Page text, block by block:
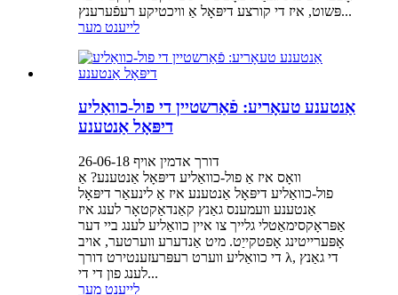
פּשוט, איז די קורצע דיפּאָל אַ וויכטיקע רעפֿערענץ...
לייענט מער
אַנטענע טעאָריע: פֿאַרשטיין די פול-כוואַליע
דיפּאָל אַנטענע
דורך אדמין אויף 26-06-18
וואָס איז אַ פול-כוואַליע דיפּאָל אַנטענע? אַ
פול-כוואַליע דיפּאָל אַנטענע איז אַ לינעאַר דיפּאָל
אַנטענע וועמענס גאַנץ קאַנדאַקטאָר לענג איז
אַפּראָקסימאַטלי גלייך צו איין כוואַליע לענג ביי דער
אָפּערייטינג אָפטקייַט. מיט אַנדערע ווערטער, אויב
די כוואַליע ווערט רעפּרעזענטירט דורך λ, די גאַנץ
לענג פון די די...
לייענט מער